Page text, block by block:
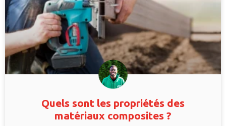
Quels sont les propriétés des
matériaux composites ?